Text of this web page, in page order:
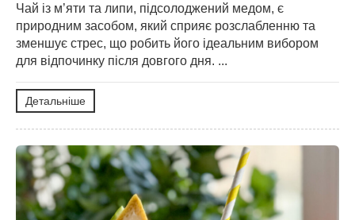
Чай із м’яти та липи, підсолоджений медом, є
природним засобом, який сприяє розслабленню та
зменшує стрес, що робить його ідеальним вибором
для відпочинку після довгого дня. ...
Детальніше